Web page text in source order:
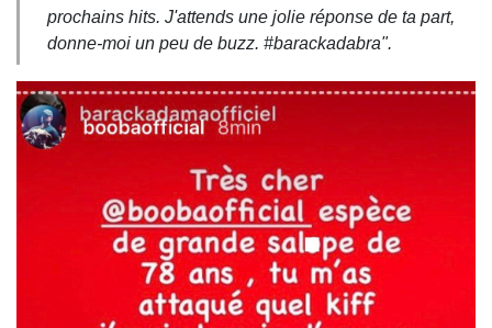
prochains hits. J'attends une jolie réponse de ta part,
donne-moi un peu de buzz. #barackadabra".